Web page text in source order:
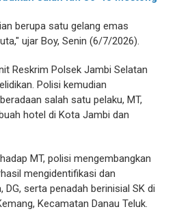
berupa satu gelang emas
ujar Boy, Senin (6/7/2026).
Reskrim Polsek Jambi Selatan
Polisi kemudian
salah satu pelaku, MT,
hotel di Kota Jambi dan
MT, polisi mengembangkan
mengidentifikasi dan
DG, serta penadah berinisial SK di
Kecamatan Danau Teluk.